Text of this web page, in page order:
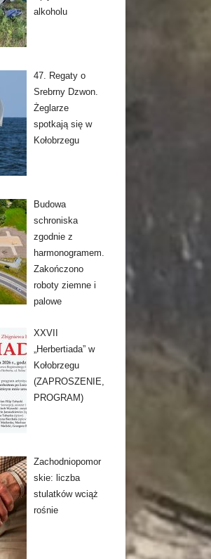
alkoholu
47. Regaty o
Srebrny Dzwon.
Żeglarze
spotkają się w
Kołobrzegu
Budowa
schroniska
zgodnie z
harmonogramem.
Zakończono
roboty ziemne i
palowe
XXVII
„Herbertiada” w
Kołobrzegu
(ZAPROSZENIE,
PROGRAM)
Zachodniopomor
skie: liczba
stulatków wciąż
rośnie